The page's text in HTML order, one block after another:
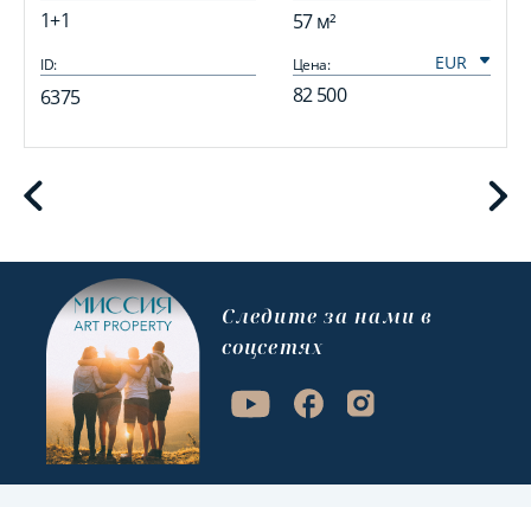
1+1 57 м²
ID:
6375
Цена:
82 500
Cледите за нами в
соцсетях